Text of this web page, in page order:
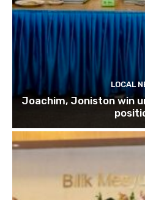
LOCAL
Joachim, Joniston win